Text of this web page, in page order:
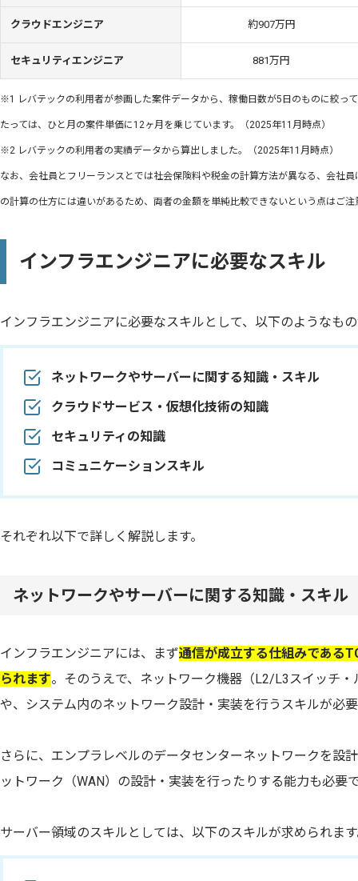
クラウドエンジニア 約907万円
セキュリティエンジニア 881万円
※1 レバテックの利用者が参画した案件データから、稼働日数が5日のものに絞っ
たっては、ひと月の案件単価に12ヶ月を乗じています。（2025年11月時点）
※2 レバテックの利用者の実績データから算出しました。（2025年11月時点）
なお、会社員とフリーランスとでは社会保険料や税金の計算方法が異なる、会社
の計算の仕方には違いがあるため、両者の金額を単純比較できないという点はご注
インフラエンジニアに必要なスキル
インフラエンジニアに必要なスキルとして、以下のようなも
ネットワークやサーバーに関する知識・スキル
クラウドサービス・仮想化技術の知識
セキュリティの知識
コミュニケーションスキル
それぞれ以下で詳しく解説します。
ネットワークやサーバーに関する知識・スキル
インフラエンジニアには、まず通信が成立する仕組みである
られます。そのうえで、ネットワーク機器（L2/L3スイッチ
や、システム内のネットワーク設計・実装を行うスキルが必
さらに、エンプラレベルのデータセンターネットワークを設
ットワーク（WAN）の設計・実装を行ったりする能力も必要
サーバー領域のスキルとしては、以下のスキルが求められま